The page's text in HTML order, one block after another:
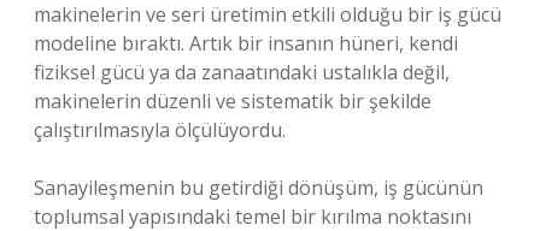
makinelerin ve seri üretimin etkili olduğu bir iş gücü
modeline bıraktı. Artık bir insanın hüneri, kendi
fiziksel gücü ya da zanaatındaki ustalıkla değil,
makinelerin düzenli ve sistematik bir şekilde
çalıştırılmasıyla ölçülüyordu.
Sanayileşmenin bu getirdiği dönüşüm, iş gücünün
toplumsal yapısındaki temel bir kırılma noktasını